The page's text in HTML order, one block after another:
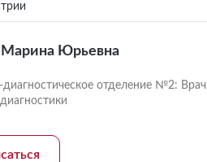
Марина Юрьевна
диагностическое отделение №2: Врач